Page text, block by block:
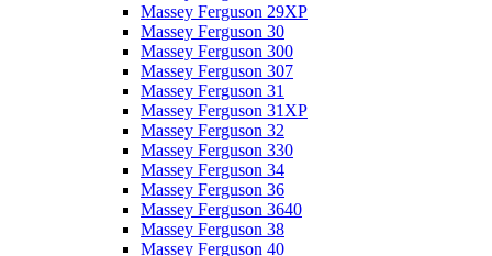
Massey Ferguson 29XP
Massey Ferguson 30
Massey Ferguson 300
Massey Ferguson 307
Massey Ferguson 31
Massey Ferguson 31XP
Massey Ferguson 32
Massey Ferguson 330
Massey Ferguson 34
Massey Ferguson 36
Massey Ferguson 3640
Massey Ferguson 38
Massey Ferguson 40